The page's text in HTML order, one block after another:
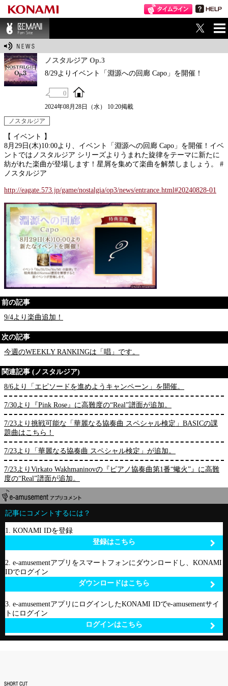
BEMANI Fan Sit
ノスタルジア Op.3
8/29よりイベント「淵源への回廊 Capo」を開催！
0
2024年08月28日（水） 10:20掲載
ノスタルジア
【 イベント 】
8月29日(木)10:00より、イベント「淵源への回廊 Capo」を開催！イベ
ントではノスタルジア シリーズよりうまれた旋律をテーマに新たに
紡がれた楽曲が登場します！星屑を集めて楽曲を解禁しましょう。 #
ノスタルジア
http://eagate.573.jp/game/nostalgia/op3/news/entrance.html#20240828-01
前の記事
9/4より楽曲追加！
次の記事
今週のWEEKLY RANKINGは「唱」です。
関連記事 (ノスタルジア)
8/6より「エピソードを進めようキャンペーン」を開催。
7/30より『Pink Rose』に高難度の“Real”譜面が追加。
7/23より挑戦可能な「華麗なる協奏曲 スペシャル検定」BASICの課
題曲はこちら！
7/23より「華麗なる協奏曲 スペシャル検定」が追加。
7/23よりVirkato Wakhmaninovの『ピアノ協奏曲第1番“蠍火”』に高難
度の“Real”譜面が追加。
記事にコメントするには？
1. KONAMI IDを登録
登録はこちら
2. e-amusementアプリをスマートフォンにダウンロードし、KONAMI
IDでログイン
ダウンロードはこちら
3. e-amusementアプリにログインしたKONAMI IDでe-amusementサイ
トにログイン
ログインはこちら